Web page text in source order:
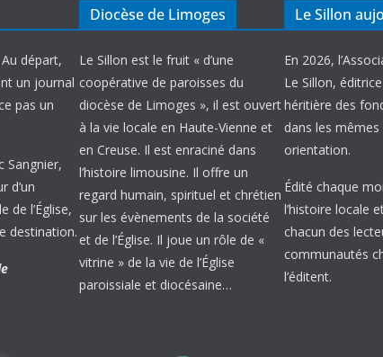
départ,
un journal
pas un
Sangnier,
d’un
de l’Église,
destination.
Diocèse de Limoges
Le Sillon est le fruit « d’une
coopérative de paroisses du
diocèse de Limoges », il est ouvert
à la vie locale en Haute-Vienne et
en Creuse. Il est enraciné dans
l’histoire limousine. Il offre un
regard humain, spirituel et chrétien
sur les évènements de la société
et de l’Église. Il joue un rôle de «
vitrine » de la vie de l’Église
paroissiale et diocésaine…
Le Sillon
En 2026,
Le Sillon,
héritière des
dans les
orientation.
Édité chaque
l’histoire locale
chacun des
communautés
l’éditent.